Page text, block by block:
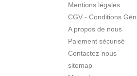
Mentions légales
CGV - Conditions
A propos de nous
Paiement sécurisé
Contactez-nous
sitemap